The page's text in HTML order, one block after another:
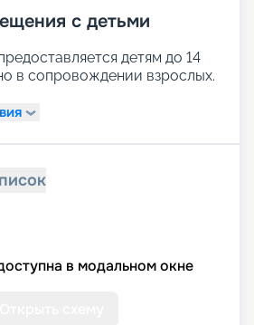
с детьми
детям до 14
в сопровождении взрослых.
в модальном окне